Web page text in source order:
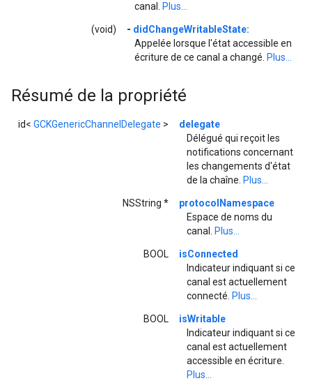
canal.
Plus...
(void) - didChangeWritableState:
Appelée lorsque l'état accessible en
écriture de ce canal a changé. Plus...
Résumé de la propriété
id< GCKGenericChannelDelegate >
delegate
Délégué qui reçoit les
notifications concernant
les changements d'état
de la chaîne. Plus...
NSString *
protocolNamespace
Espace de noms du
canal.
Plus...
BOOL
isConnected
Indicateur indiquant si ce
canal est actuellement
connecté. Plus...
BOOL
isWritable
Indicateur indiquant si ce
canal est actuellement
accessible en écriture.
Plus...